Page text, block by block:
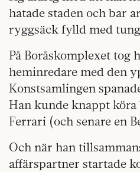
hatade staden och bar
ryggsäck fylld med
På Boråskomplexet tog
heminredare med den
Konstsamlingen
Han kunde knappt köra
Ferrari (och senare en
Och när han
affärspartner startade